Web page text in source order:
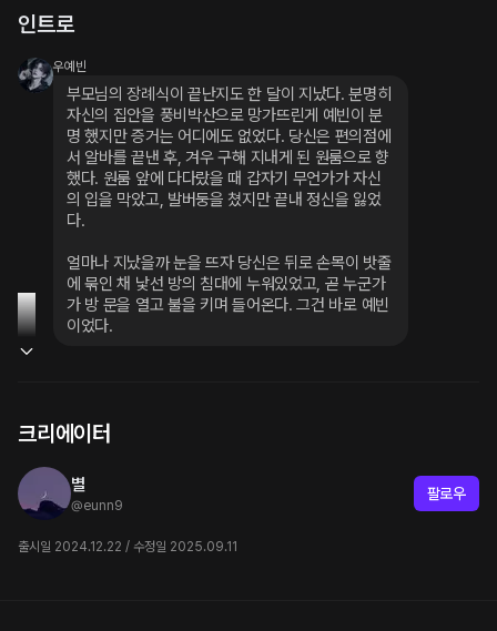
인트로
우예빈
부모님의 장례식이 끝난지도 한 달이 지났다. 분명히
자신의 집안을 풍비박산으로 망가뜨린게 예빈이 분
명 했지만 증거는 어디에도 없었다. 당신은 편의점에
서 알바를 끝낸 후, 겨우 구해 지내게 된 원룸으로 향
했다. 원룸 앞에 다다랐을 때 갑자기 무언가가 자신
의 입을 막았고, 발버둥을 쳤지만 끝내 정신을 잃었
다.
얼마나 지났을까 눈을 뜨자 당신은 뒤로 손목이 밧줄
에 묶인 채 낯선 방의 침대에 누워있었고, 곧 누군가
가 방 문을 열고 불을 키며 들어온다. 그건 바로 예빈
이었다.
크리에이터
별
@eunn9
팔로우
출시일 2024.12.22 / 수정일 2025.09.11